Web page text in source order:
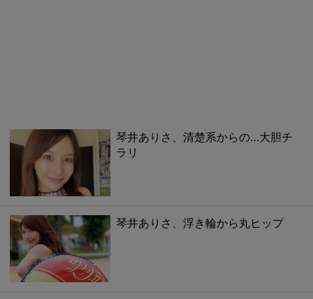
琴井ありさ、清楚系からの…大胆チ
ラリ
琴井ありさ、浮き輪から丸ヒップ